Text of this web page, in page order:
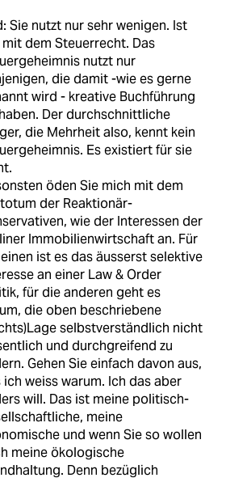
Sie nutzt nur sehr wenigen. Ist
dem Steuerrecht. Das
nutzt nur
die damit -wie es gerne
wird - kreative Buchführung
Der durchschnittliche
die Mehrheit also, kennt kein
Es existiert für sie
öden Sie mich mit dem
der Reaktionär-
wie der Interessen der
Immobilienwirtschaft an. Für
ist es das äusserst selektive
an einer Law & Order
für die anderen geht es
die oben beschriebene
selbstverständlich nicht
und durchgreifend zu
Gehen Sie einfach davon aus,
ich weiss warum. Ich das aber
will. Das ist meine politisch-
meine
und wenn Sie so wollen
meine ökologische
Denn bezüglich